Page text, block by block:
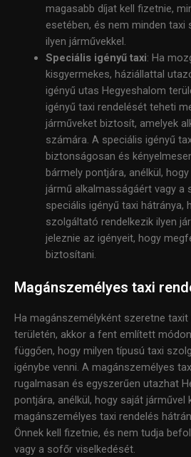
magasabb díjat kell fizetnie,
esetében, és nem minden
ilyen járművekkel.
Speciális igényű taxi: Ha
kisgyermekes, háziállattal
igényű utas Hegyeshalom
igényű taxi rendelését teheti
járműveket biztosít, amelyek
számára. A speciális igényű
biztonságosan és
bármely pontjára, anélkül,
jármű alkalmasságáért vagy a
speciális igényű taxi hátránya,
szolgáltató rendelkezik ilyen
jeleznie az igényeit, hogy
biztosítani.
Magánszemélyes taxi
Ha magánszemélyként szeretne taxit
területén, akkor a fent említett
függően, hogy milyen típusú taxi
igénybe venni. A magánszemélyes
rugalmasan és egyszerűen utazhat
pontjára, anélkül, hogy saját járművel
magánszemélyes taxi rendelés
Önnek kell fizetnie, és nem tudja
vagy a sofőr viselkedését.